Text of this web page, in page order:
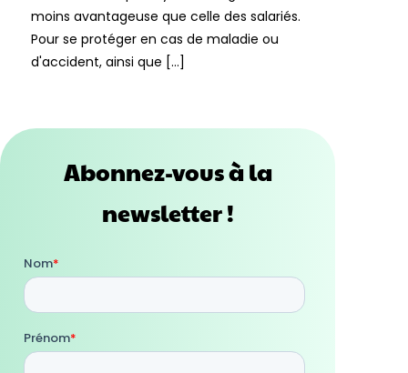
moins avantageuse que celle des salariés.
Pour se protéger en cas de maladie ou
d'accident, ainsi que […]
Abonnez-vous à la
newsletter !